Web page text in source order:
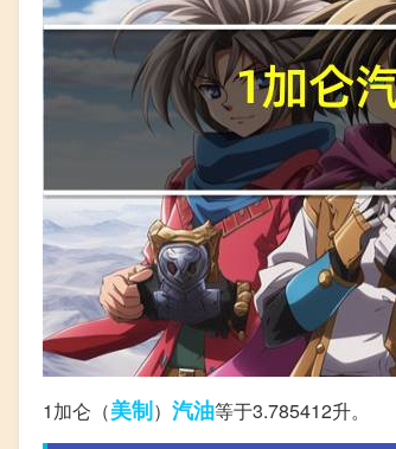
1加仑（美制） 汽油等于3.785412升。